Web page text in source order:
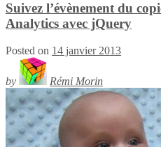
Suivez l’évènement du
Analytics avec jQuery
Posted on 14 janvier 2013
by Rémi Morin